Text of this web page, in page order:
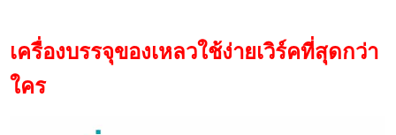
เครื่องบรรจุของเหลวใช้ง่ายเวิร์คที่สุดกว่า
ใคร